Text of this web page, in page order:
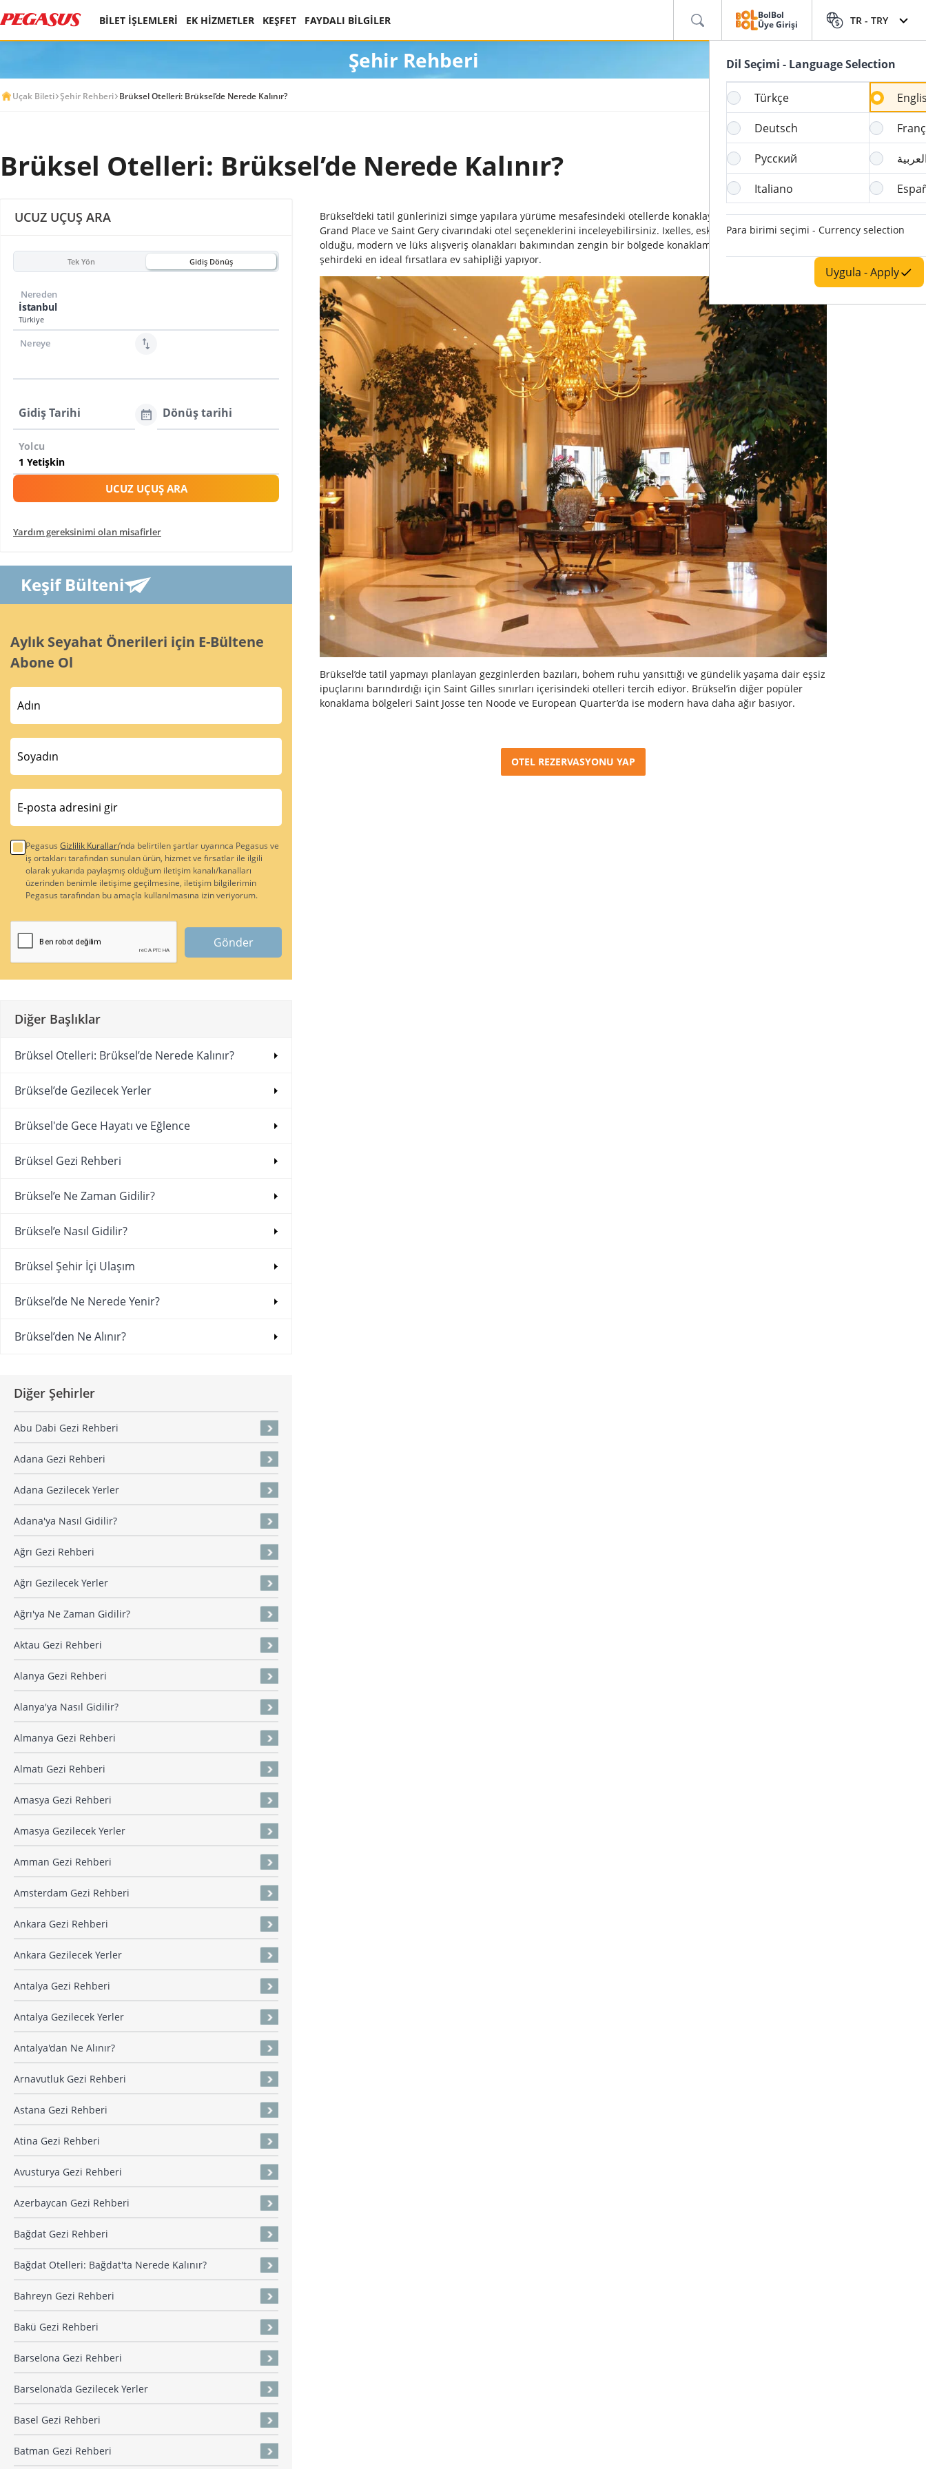
BİLET İŞLEMLERİ EK HİZMETLER KEŞFET FAYDALI BİLGİLER
BolBol
Üye Girişi
TR - TRY
Dil Seçimi - Language Selection
Türkçe
Deutsch
Русский
Italiano
Para birimi seçimi - Currency selection
Uygula - Apply
Şehir Rehberi
Uçak Bileti Şehir Rehberi Brüksel Otelleri: Brüksel’de Nerede Kalınır?
Brüksel Otelleri: Brüksel’de Nerede Kalınır?
UCUZ UÇUŞ ARA
Tek Yön Gidiş Dönüş
İstanbul
Türkiye
Nereden
Nereye
Gidiş Tarihi Dönüş tarihi
Yolcu
UCUZ UÇUŞ ARA
Yardım gereksinimi olan misafirler
Keşif Bülteni
Aylık Seyahat Önerileri için E-Bültene
Abone Ol
Pegasus Gizlilik Kuralları’nda belirtilen şartlar uyarınca Pegasus ve
iş ortakları tarafından sunulan ürün, hizmet ve fırsatlar ile ilgili
olarak yukarıda paylaşmış olduğum iletişim kanalı/kanalları
üzerinden benimle iletişime geçilmesine, iletişim bilgilerimin
Pegasus tarafından bu amaçla kullanılmasına izin veriyorum.
Gönder
Diğer Başlıklar
Brüksel Otelleri: Brüksel’de Nerede Kalınır?
Brüksel’de Gezilecek Yerler
Brüksel'de Gece Hayatı ve Eğlence
Brüksel Gezi Rehberi
Brüksel’e Ne Zaman Gidilir?
Brüksel’e Nasıl Gidilir?
Brüksel Şehir İçi Ulaşım
Brüksel’de Ne Nerede Yenir?
Brüksel’den Ne Alınır?
Diğer Şehirler
Abu Dabi Gezi Rehberi
Adana Gezi Rehberi
Adana Gezilecek Yerler
Adana'ya Nasıl Gidilir?
Ağrı Gezi Rehberi
Ağrı Gezilecek Yerler
Ağrı'ya Ne Zaman Gidilir?
Aktau Gezi Rehberi
Alanya Gezi Rehberi
Alanya'ya Nasıl Gidilir?
Almanya Gezi Rehberi
Almatı Gezi Rehberi
Amasya Gezi Rehberi
Amasya Gezilecek Yerler
Amman Gezi Rehberi
Amsterdam Gezi Rehberi
Ankara Gezi Rehberi
Ankara Gezilecek Yerler
Antalya Gezi Rehberi
Antalya Gezilecek Yerler
Antalya'dan Ne Alınır?
Arnavutluk Gezi Rehberi
Astana Gezi Rehberi
Atina Gezi Rehberi
Avusturya Gezi Rehberi
Azerbaycan Gezi Rehberi
Bağdat Gezi Rehberi
Bağdat Otelleri: Bağdat'ta Nerede Kalınır?
Bahreyn Gezi Rehberi
Bakü Gezi Rehberi
Barselona Gezi Rehberi
Barselona’da Gezilecek Yerler
Basel Gezi Rehberi
Batman Gezi Rehberi
Brüksel’deki tatil günlerinizi simge yapılara yürüme mesafesindeki otellerde konaklayarak geçirmek isterseniz,
Grand Place ve Saint Gery civarındaki otel seçeneklerini inceleyebilirsiniz. Ixelles, eskiyle yeninin bir arada
olduğu, modern ve lüks alışveriş olanakları bakımından zengin bir bölgede konaklamayı tercih edenler için
şehirdeki en ideal fırsatlara ev sahipliği yapıyor.
Brüksel’de tatil yapmayı planlayan gezginlerden bazıları, bohem ruhu yansıttığı ve gündelik yaşama dair eşsiz
ipuçlarını barındırdığı için Saint Gilles sınırları içerisindeki otelleri tercih ediyor. Brüksel’in diğer popüler
konaklama bölgeleri Saint Josse ten Noode ve European Quarter’da ise modern hava daha ağır basıyor.
OTEL REZERVASYONU YAP